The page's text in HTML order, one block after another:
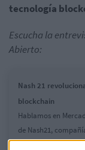
tecnología
Escucha la
Abierto:
Nash 21
blockchain
Hablamos en
de Nash21,
tradicionales, en